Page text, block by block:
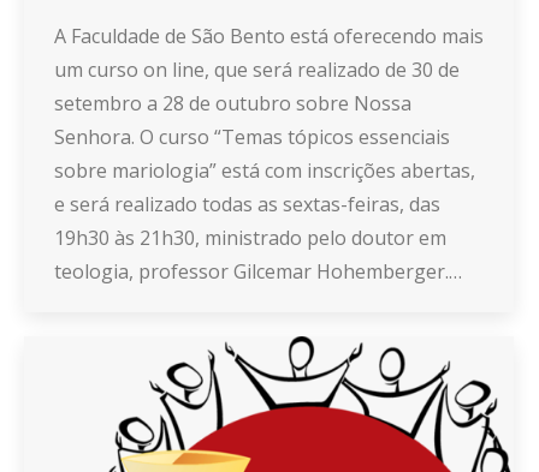
A Faculdade de São Bento está oferecendo mais
um curso on line, que será realizado de 30 de
setembro a 28 de outubro sobre Nossa
Senhora. O curso “Temas tópicos essenciais
sobre mariologia” está com inscrições abertas,
e será realizado todas as sextas-feiras, das
19h30 às 21h30, ministrado pelo doutor em
teologia, professor Gilcemar Hohemberger.…